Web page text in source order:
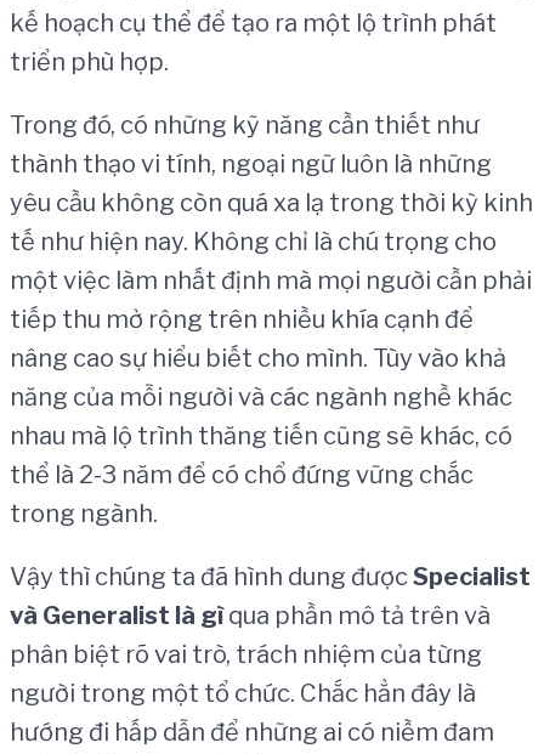
kế hoạch cụ thể để tạo ra một lộ trình phát
triển phù hợp.
Trong đó, có những kỹ năng cần thiết như
thành thạo vi tính, ngoại ngữ luôn là những
yêu cầu không còn quá xa lạ trong thời kỳ kinh
tế như hiện nay. Không chỉ là chú trọng cho
một việc làm nhất định mà mọi người cần phải
tiếp thu mở rộng trên nhiều khía cạnh để
nâng cao sự hiểu biết cho mình. Tùy vào khả
năng của mỗi người và các ngành nghề khác
nhau mà lộ trình thăng tiến cũng sẽ khác, có
thể là 2-3 năm để có chổ đứng vững chắc
trong ngành.
Vậy thì chúng ta đã hình dung đượcSpecialist
và Generalist là gìqua phần mô tả trên và
phân biệt rõ vai trò, trách nhiệm của từng
người trong một tổ chức. Chắc hẳn đây là
hướng đi hấp dẫn để những ai có niềm đam